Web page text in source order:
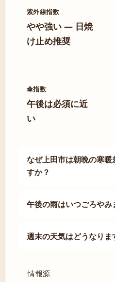
紫外線指数
やや強い — 日焼
け止め推奨
傘指数
午後は必須に近
い
なぜ上田市は朝晩の寒
すか？
午後の雨はいつごろやみ
週末の天気はどうなりま
情報源